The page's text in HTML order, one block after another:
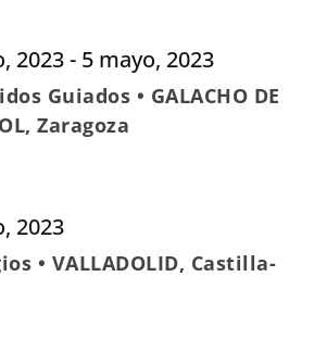
2023- 5 mayo, 2023
Guiados • GALACHO DE
Zaragoza
2023
• VALLADOLID, Castilla-